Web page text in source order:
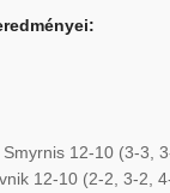
Smyrnis 12-10 (3-3,
12-10 (2-2, 3-2,